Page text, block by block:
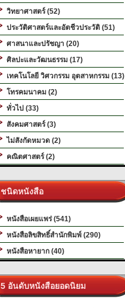
วิทยาศาสตร์ (52)
ประวัติศาสตร์และอัตชีวประวัติ (51)
ศาสนาและปรัชญา (20)
ศิลปะและวัฒนธรรม (17)
เทคโนโลยี วิศวกรรม อุตสาหกรรม (13)
โทรคมนาคม (2)
ทั่วไป (33)
สังคมศาสตร์ (3)
ไม่สังกัดหมวด (2)
คณิตศาสตร์ (2)
ชนิดหนังสือ
หนังสือเผยแพร่ (541)
หนังสือลิขสิทธิ์สำนักพิมพ์ (290)
หนังสือหายาก (40)
5 อันดับหนังสือยอดนิยม